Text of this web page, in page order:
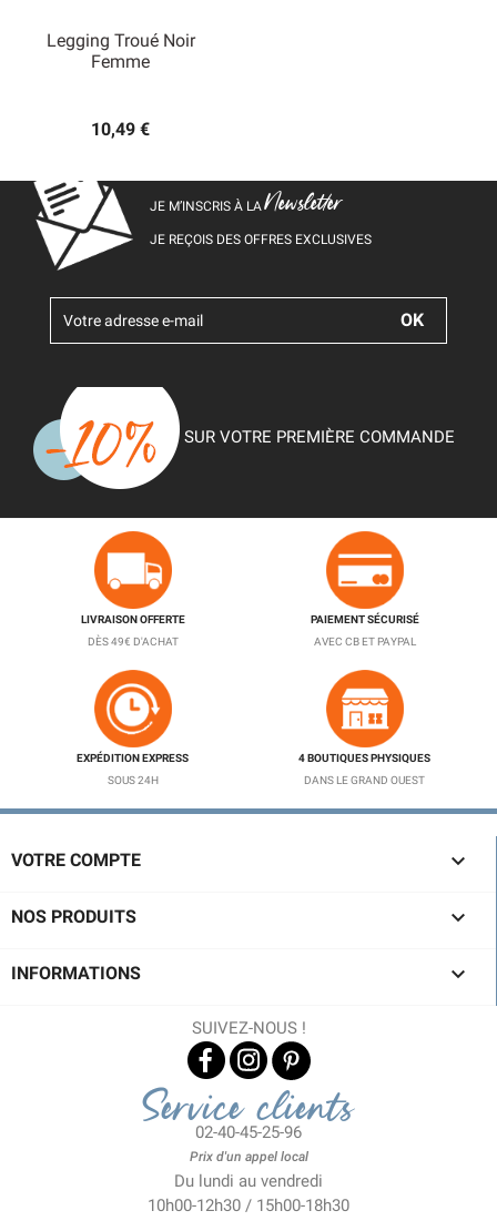
Legging Troué Noir
Femme
10,49 €
JE M’INSCRIS À LANewsletter
JE REÇOIS DES OFFRES EXCLUSIVES
SUR VOTRE PREMIÈRE COMMANDE
LIVRAISON OFFERTE
DÈS 49€ D'ACHAT
PAIEMENT SÉCURISÉ
AVEC CB ET PAYPAL
EXPÉDITION EXPRESS
SOUS 24H
4 BOUTIQUES PHYSIQUES
DANS LE GRAND OUEST
VOTRE COMPTE 
NOS PRODUITS 
INFORMATIONS 
SUIVEZ-NOUS !
Service clients
02-40-45-25-96
Prix d'un appel local
Du lundi au vendredi
10h00-12h30 / 15h00-18h30